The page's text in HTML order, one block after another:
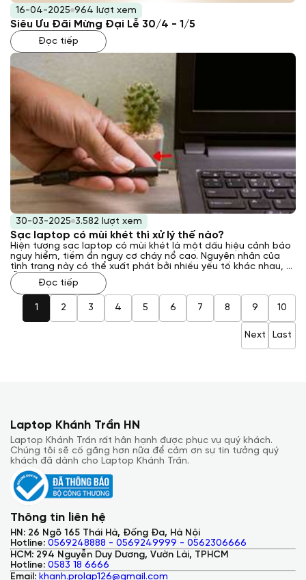
16-04-2025 964 lượt xem
Siêu Ưu Đãi Mừng Đại Lễ 30/4 - 1/5
Đọc tiếp
30-03-2025 3.582 lượt xem
Sạc laptop có mùi khét thì xử lý thế nào?
Hiện tượng sạc laptop có mùi khét là một dấu hiệu cảnh báo
nguy hiểm, tiềm ẩn nguy cơ cháy nổ cao. Nguyên nhân của
tình trạng này có thể xuất phát bởi nhiều yếu tố khác nhau, từ
lỗi kỹ thuật bên trong sạc đến các vấn đề về nguồn điện hoặc
môi trường sử dụng. Vậy phải xử lý như thế nào khi gặp phải
tình trạng này? Laptop Khánh Trần sẽ giải đáp cho bạn qua
bài viết sau đây.
Đọc tiếp
1 2 3 4 5 6 7 8 9 10
Next Last
Laptop Khánh Trần HN
Laptop Khánh Trần rất hân hạnh được phục vụ quý khách.
Chúng tôi sẽ cố gắng hơn nữa để cảm ơn sự tin tưởng quý
khách đã dành cho Laptop Khánh Trần.
Thông tin liên hệ
HN: 26 Ngõ 165 Thái Hà, Đống Đa, Hà Nội
Hotline: 0569248888 - 0569249999 - 0562306666
HCM: 294 Nguyễn Duy Dương, Vườn Lài, TPHCM
Hotline: 0583 18 6666
Email: khanh.prolap126@gmail.com